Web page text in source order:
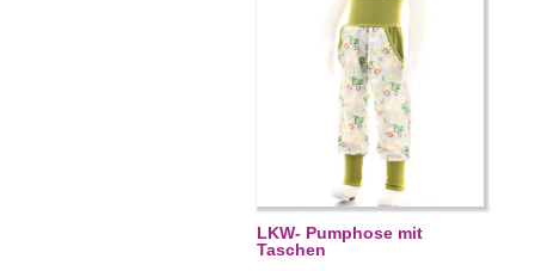
LKW- Pumphose mit
Taschen